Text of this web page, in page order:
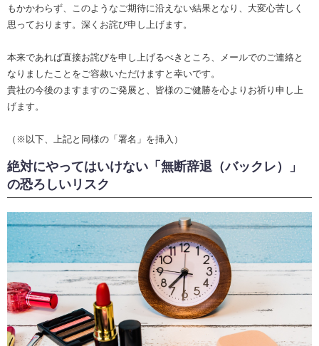
もかかわらず、このようなご期待に沿えない結果となり、大変心苦しく
思っております。深くお詫び申し上げます。
本来であれば直接お詫びを申し上げるべきところ、メールでのご連絡と
なりましたことをご容赦いただけますと幸いです。
貴社の今後のますますのご発展と、皆様のご健勝を心よりお祈り申し上
げます。
（※以下、上記と同様の「署名」を挿入）
絶対にやってはいけない「無断辞退（バックレ）」
の恐ろしいリスク